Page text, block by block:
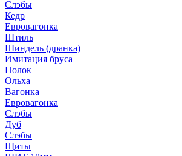
Слэбы
Кедр
Евровагонка
Штиль
Шиндель (дранка)
Имитация бруса
Полок
Ольха
Вагонка
Евровагонка
Слэбы
Дуб
Слэбы
Щиты